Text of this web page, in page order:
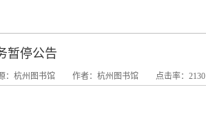
暂停公告
：杭州图书馆 作者：杭州图书馆 点击率：2130